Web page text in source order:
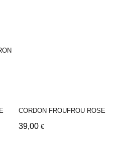
CORDON FROUFROU ROSE
39,00 €